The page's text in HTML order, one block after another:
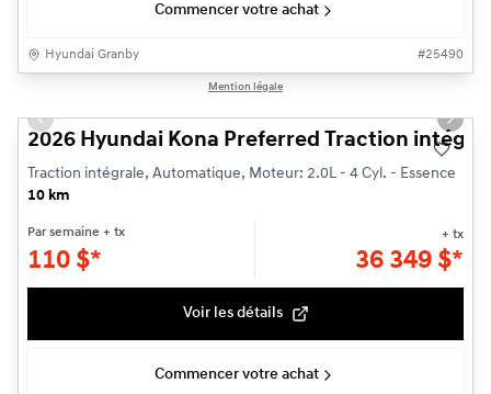
Commencer votre achat
Hyundai Granby #25490
Mention légale
Previous slide Next
2026 Hyundai Kona Preferred Traction
Traction intégrale, Automatique, Moteur: 2.0L - 4 Cyl. - Essence
10 km
Par semaine + tx
110 $*
+ tx
36 349 $*
Voir les détails
Commencer votre achat